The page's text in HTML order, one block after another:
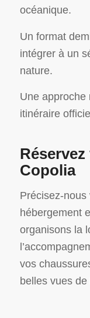
océanique.
Un format
intégrer à un
nature.
Une approche
itinéraire
Copolia
Précisez-
hébergement
organisons la
vos
belles vues de